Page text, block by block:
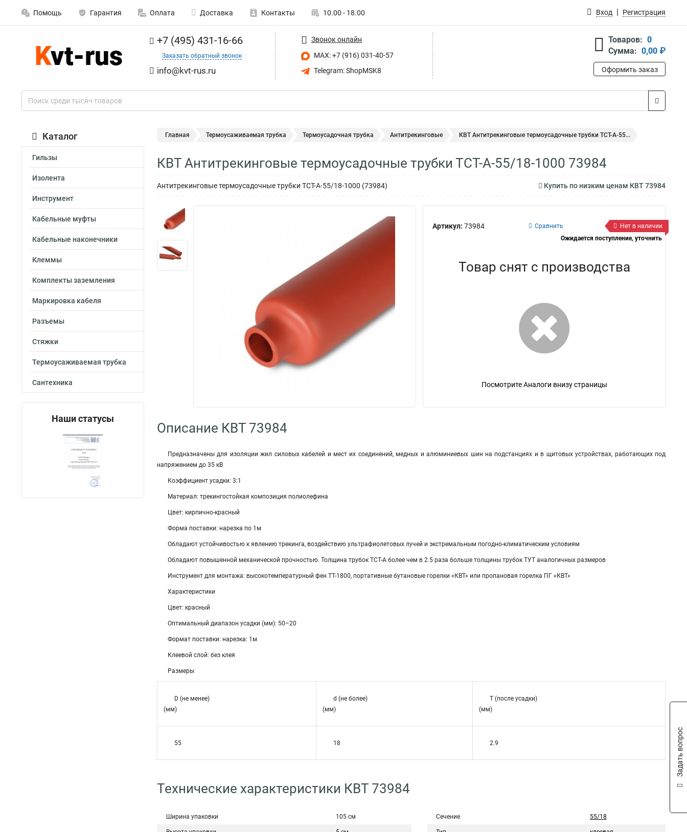
Помощь Гарантия Оплата Доставка Контакты 10.00 - 18.00 Вход Регистрация
+7 (495) 431-16-66
Заказать обратный звонок
info@kvt-rus.ru
Звонок онлайн
MAX: +7 (916) 031-40-57
Telegram: ShopMSK8
Товаров: 0
Сумма: 0,00 ₽
Оформить заказ
Каталог
Гильзы
Изолента
Инструмент
Кабельные муфты
Кабельные наконечники
Клеммы
Комплекты заземления
Маркировка кабеля
Разъемы
Стяжки
Термоусаживаемая трубка
Сантехника
Наши статусы
Главная Термоусаживаемая трубка Термоусадочная трубка Антитрекинговые КВТ Антитрекинговые термоусадочные трубки ТСТ-А-55...
КВТ Антитрекинговые термоусадочные трубки ТСТ-А-55/18-1000 73984
Антитрекинговые термоусадочные трубки ТСТ-А-55/18-1000 (73984) Купить по низким ценам КВТ 73984
Артикул: 73984 Сравнить
Нет в наличии
Ожидается поступление, уточнить
Товар снят с производства
Посмотрите Аналоги внизу страницы
Описание КВТ 73984
Предназначены для изоляции жил силовых кабелей и мест их соединений, медных и алюминиевых шин на подстанциях и в щитовых устройствах, работающих под
напряжением до 35 кВ
Коэффициент усадки: 3:1
Материал: трекингостойкая композиция полиолефина
Цвет: кирпично-красный
Форма поставки: нарезка по 1м
Обладают устойчивостью к явлению трекинга, воздействию ультрафиолетовых лучей и экстремальным погодно-климатическим условиям
Обладают повышенной механической прочностью. Толщина трубок ТСТ-А более чем в 2.5 раза больше толщины трубок ТУТ аналогичных размеров
Инструмент для монтажа: высокотемпературный фен ТТ-1800, портативные бутановые горелки «КВТ» или пропановая горелка ПГ «КВТ»
Характеристики
Цвет: красный
Оптимальный диапазон усадки (мм): 50–20
Формат поставки: нарезка: 1м
Клеевой слой: без клея
Размеры
D (не менее)
(мм)
d (не более)
(мм)
T (после усадки)
(мм)
55 18 2.9
Технические характеристики КВТ 73984
Ширина упаковки 105 см Сечение 55/18
Задать вопрос